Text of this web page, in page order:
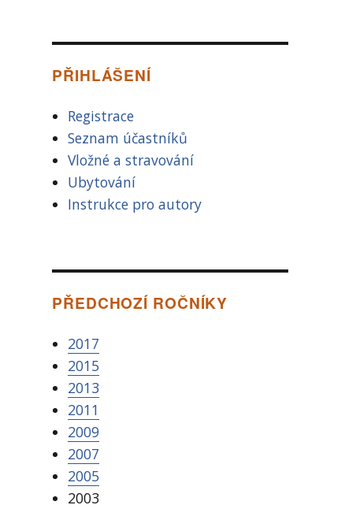
PŘIHLÁŠENÍ
Registrace
Seznam účastníků
Vložné a stravování
Ubytování
Instrukce pro autory
PŘEDCHOZÍ ROČNÍKY
2017
2015
2013
2011
2009
2007
2005
2003